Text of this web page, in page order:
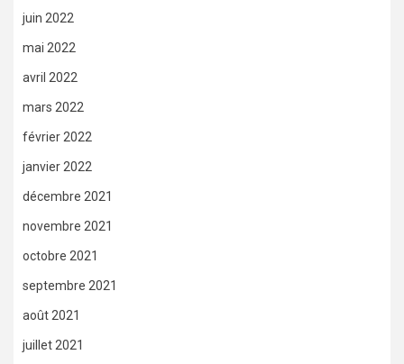
juin 2022
mai 2022
avril 2022
mars 2022
février 2022
janvier 2022
décembre 2021
novembre 2021
octobre 2021
septembre 2021
août 2021
juillet 2021